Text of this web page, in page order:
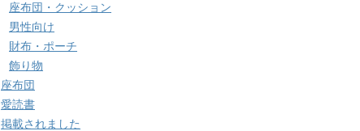
座布団・クッション
男性向け
財布・ポーチ
飾り物
座布団
愛読書
掲載されました